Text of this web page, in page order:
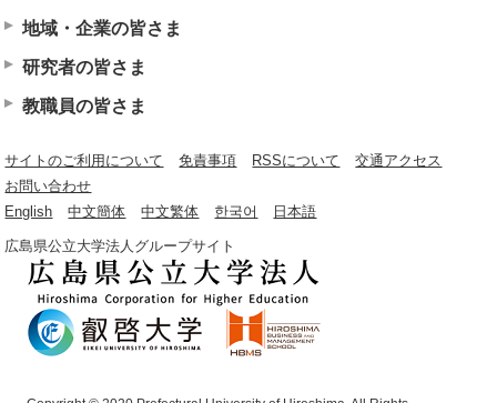
地域・企業の皆さま
研究者の皆さま
教職員の皆さま
サイトのご利用について 免責事項 RSSについて
交通アクセス
お問い合わせ
English
中文簡体 中文繁体 한국어 日本語
広島県公立大学法人グループサイト